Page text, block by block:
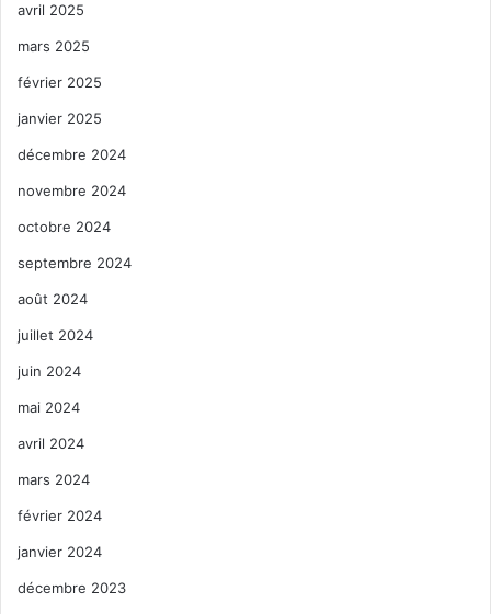
avril 2025
mars 2025
février 2025
janvier 2025
décembre 2024
novembre 2024
octobre 2024
septembre 2024
août 2024
juillet 2024
juin 2024
mai 2024
avril 2024
mars 2024
février 2024
janvier 2024
décembre 2023